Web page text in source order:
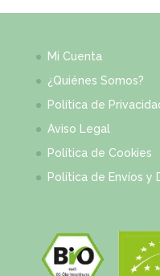
Mi Cuenta
¿Quiénes Somos?
Política de
Aviso Legal
Política de Cookies
Política de Envíos y